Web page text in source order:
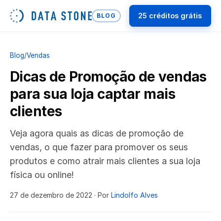
BLOG 25 créditos grátis
Blog/Vendas
Dicas de Promoção de vendas
para sua loja captar mais
clientes
Veja agora quais as dicas de promoção de
vendas, o que fazer para promover os seus
produtos e como atrair mais clientes a sua loja
física ou online!
27 de dezembro de 2022 · Por Lindolfo Alves